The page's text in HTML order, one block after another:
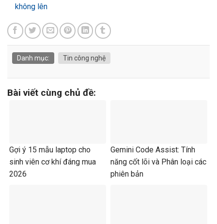
không lên
Danh mục: Tin công nghệ
Bài viết cùng chủ đề:
Gợi ý 15 mẫu laptop cho
sinh viên cơ khí đáng mua
2026
Gemini Code Assist: Tính
năng cốt lõi và Phân loại các
phiên bản